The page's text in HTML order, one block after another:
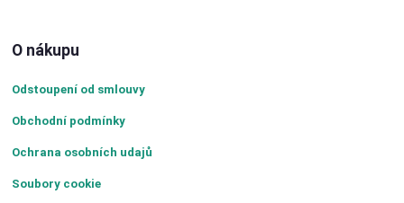
O nákupu
Odstoupení od smlouvy
Obchodní podmínky
Ochrana osobních udajů
Soubory cookie